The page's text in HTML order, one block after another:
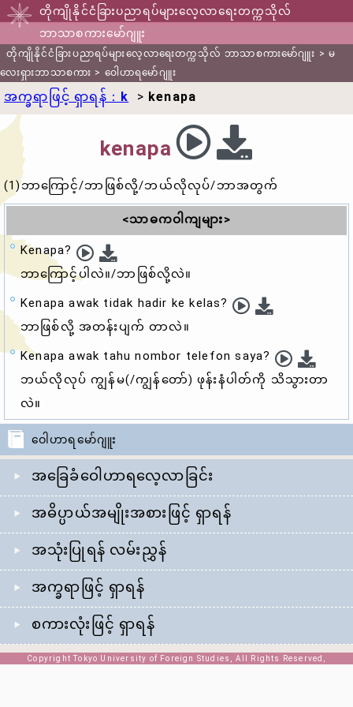
တိုကျိုနိုင်ငံခြားပညာရပ်များလေ့လာရေးတက္ကသိုလ်
ဘာသာစကားမော်ဂျူး
တိုကျိုနိုင်ငံခြားပညာရပ်များလေ့လာရေးတက္ကသိုလ် ဘာသာစကားမော်ဂျူး >မ
လေးရှားဘာသာစကား > ဝေါဟာရမော်ဂျူး
ဝေါဟာရမော်ဂျူး
အခြေခံဝေါဟာရလေ့လာခြင်း
အဓိပ္ပာယ်အမျိုးအစားဖြင့် ရှာရန်
အသုံးပြုရန် လမ်းညွှန်
အက္ခရာဖြင့် ရှာရန်
စကားလုံးဖြင့် ရှာရန်
အက္ခရာဖြင့် ရှာရန်： k > kenapa
kenapa
(1)ဘာကြောင့်/ဘာဖြစ်လို့/ဘယ်လိုလုပ်/ဘာအတွက်
<သာဓကဝါကျများ>
Kenapa?
ဘာကြောင့်ပါလဲ။/ဘာဖြစ်လို့လဲ။
Kenapa awak tidak hadir ke kelas?
ဘာဖြစ်လို့ အတန်းပျက် တာလဲ။
Kenapa awak tahu nombor telefon saya?
ဘယ်လိုလုပ် ကျွန်မ(/ကျွန်တော်) ဖုန်းနံပါတ်ကို သိသွားတာ
လဲ။
Copyright Tokyo University of Foreign Studies, All Rights Reserved,